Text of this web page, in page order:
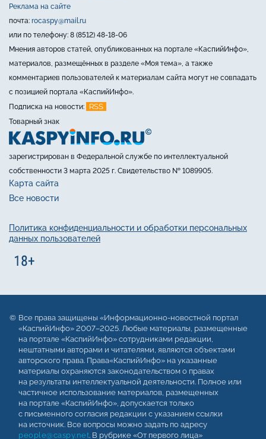
Реклама на сайте
почта: rocaspy@mail.ru
или по телефону: 8 (8512) 48-18-06
Мнения авторов статей, опубликованных на портале «КаспийИнфо»,
материалов, размещённых в разделе «Моя тема», а также
комментариев пользователей к материалам сайта могут не совпадать
с позицией портала «КаспийИнфо».
Подписка на новости:
RSS
Товарный знак
зарегистрирован в Федеральной службе по интеллектуальной
собственности 3 марта 2025 г. Свидетельство № 1089905.
Карта сайта
Все новости
Политика конфиденциальности и обработки персональных
данных пользователей
Все права защищены «Информационно-новостной портал
«КаспийИнфо» 2007–2025. Любые материалы, размещенные
на портале «КаспийИнфо» сотрудниками редакции,
нештатными авторами и читателями, являются объектами
авторского права. Права«КаспийИнфо» на указанные
материалы охраняются законодательством о правах
на результаты интеллектуальной деятельности. Полное или
частичное использование материалов, размещенных
на портале «КаспийИнфо», допускается только
с письменного согласия редакции с указанием ссылки
на источник. Все вопросы можно задать по адресу
people@caspy.net. В рубрике «От первого лица»